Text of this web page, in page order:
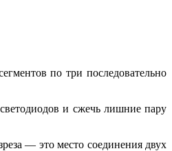
по три последовательно
и сжечь лишние пару
— это место соединения двух